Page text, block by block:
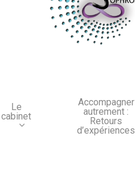
Le
cabinet
Accompagner
autrement :
Retours
d’expériences